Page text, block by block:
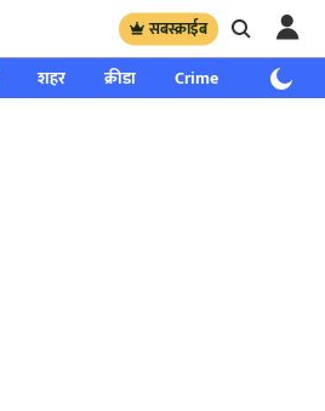
सबस्क्राईब
शहर क्रीडा Crime साप्ताहिक